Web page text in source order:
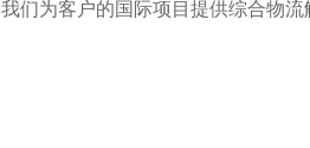
们为客户的国际项目提供综合物